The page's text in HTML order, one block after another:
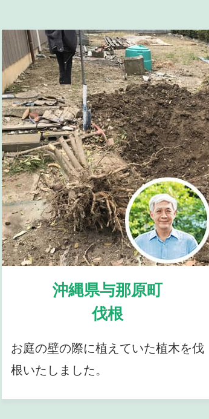
沖縄県与那原町
伐根
お庭の壁の際に植えていた植木を伐
根いたしました。